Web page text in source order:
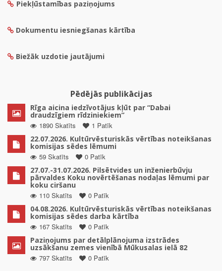
Piekļūstamības paziņojums
Dokumentu iesniegšanas kārtība
Biežāk uzdotie jautājumi
Pēdējās publikācijas
Rīga aicina iedzīvotājus kļūt par “Dabai
draudzīgiem rīdziniekiem”
1890 Skatīts
1 Patīk
22.07.2026. Kultūrvēsturiskās vērtības noteikšanas
komisijas sēdes lēmumi
59 Skatīts
0 Patīk
27.07.-31.07.2026. Pilsētvides un inženierbūvju
pārvaldes Koku novērtēšanas nodaļas lēmumi par
koku ciršanu
110 Skatīts
0 Patīk
04.08.2026. Kultūrvēsturiskās vērtības noteikšanas
komisijas sēdes darba kārtība
167 Skatīts
0 Patīk
Paziņojums par detālplānojuma izstrādes
uzsākšanu zemes vienībā Mūkusalas ielā 82
797 Skatīts
0 Patīk